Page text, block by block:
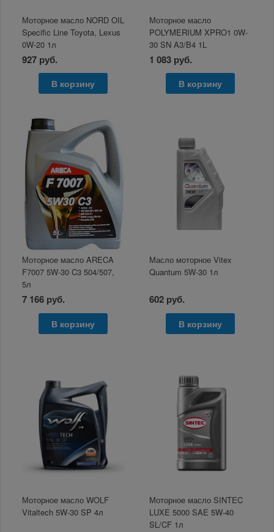
Моторное масло NORD OIL
Specific Line Toyota, Lexus
0W-20 1л
927 руб.
В корзину
Моторное масло
POLYMERIUM XPRO1 0W-
30 SN A3/B4 1L
1 083 руб.
В корзину
Моторное масло ARECA
F7007 5W-30 C3 504/507,
5л
7 166 руб.
В корзину
Масло моторное Vitex
Quantum 5W-30 1л
602 руб.
В корзину
Моторное масло WOLF
Vitaltech 5W-30 SP 4л
Моторное масло SINTEC
LUXE 5000 SAE 5W-40
SL/CF 1л